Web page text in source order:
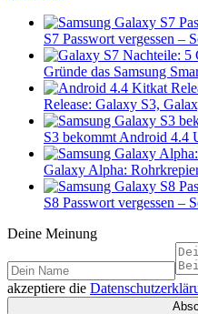
S7 Passwort vergessen –
Gründe das Samsung
Release: Galaxy S3,
S3 bekommt Android 4.4
Galaxy Alpha:
S8 Passwort vergessen –
Deine Meinung
akzeptiere die